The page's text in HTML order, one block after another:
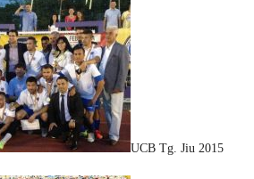
UCB Tg. Jiu 2015